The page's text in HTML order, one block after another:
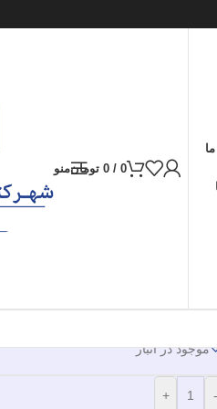
0
/
0 تومانمنو
موجود در انبار
-
+